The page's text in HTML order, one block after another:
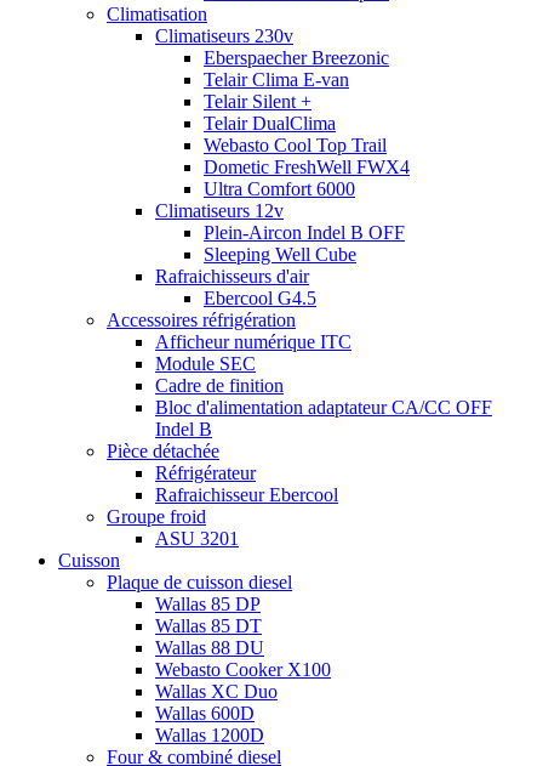
Climatisation
Climatiseurs 230v
Eberspaecher Breezonic
Telair Clima E-van
Telair Silent +
Telair DualClima
Webasto Cool Top Trail
Dometic FreshWell FWX4
Ultra Comfort 6000
Climatiseurs 12v
Plein-Aircon Indel B OFF
Sleeping Well Cube
Rafraichisseurs d'air
Ebercool G4.5
Accessoires réfrigération
Afficheur numérique ITC
Module SEC
Cadre de finition
Bloc d'alimentation adaptateur CA/CC OFF
Indel B
Pièce détachée
Réfrigérateur
Rafraichisseur Ebercool
Groupe froid
ASU 3201
Cuisson
Plaque de cuisson diesel
Wallas 85 DP
Wallas 85 DT
Wallas 88 DU
Webasto Cooker X100
Wallas XC Duo
Wallas 600D
Wallas 1200D
Four & combiné diesel